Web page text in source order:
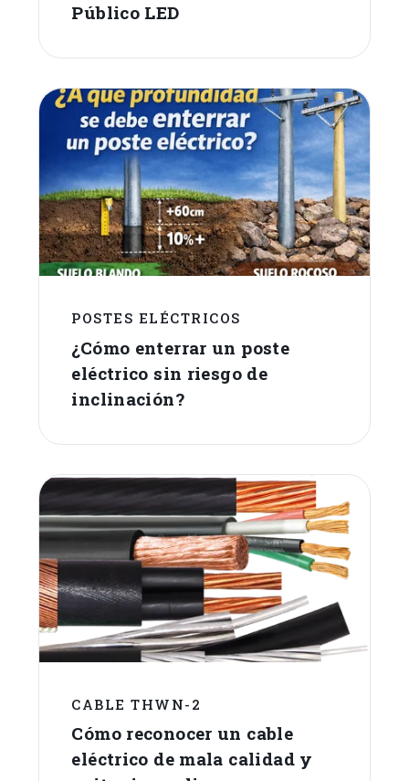
Público LED
POSTES ELÉCTRICOS
¿Cómo enterrar un poste
eléctrico sin riesgo de
inclinación?
CABLE THWN-2
Cómo reconocer un cable
eléctrico de mala calidad y